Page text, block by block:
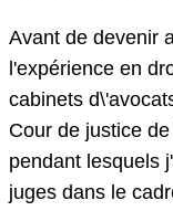
Avant de devenir
l'expérience en
cabinets
Cour de justice
pendant lesquels
juges dans le